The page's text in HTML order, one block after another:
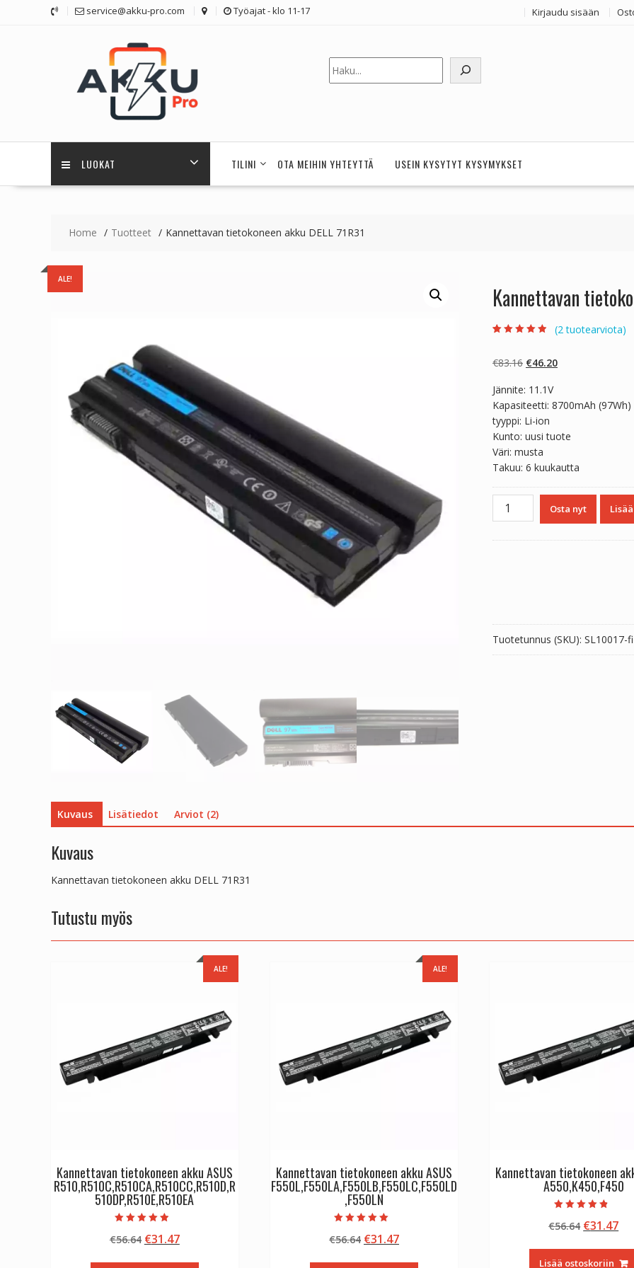
service@akku-pro.com Työajat - klo 11-17 Kirjaudu sisään
Etsi
LUOKAT TILINI OTA MEIHIN YHTEYTTÄ USEIN KYSYTYT KYSYMYKSET
Home Tuotteet Kannettavan tietokoneen akku DELL 71R31
ALE!
Kannettavan
perustuen
asiakkaan
(2 tuotearviota)
€83.16 Alkuperäinen
oli:
€83.16.
€46.20Nykyinen
€46.20.
Jännite: 11.1V
Kapasiteetti: 8700mAh (97Wh)
tyyppi: Li-ion
Kunto: uusi tuote
Väri: musta
Takuu: 6 kuukautta
Kannettavan
Osta nyt
Tuotetunnus (SKU): SL10017-
Kuvaus Lisätiedot Arviot (2)
Kuvaus
Kannettavan tietokoneen akku DELL 71R31
Tutustu myös
ALE!
Kannettavan tietokoneen akku ASUS
R510,R510C,R510CA,R510CC,R510D,R
510DP,R510E,R510EA
tuotteesta:
4.50
€56.64 Alkuperäinen
€31.47Nykyinen
ALE!
Kannettavan tietokoneen akku ASUS
F550L,F550LA,F550LB,F550LC,F550LD
,F550LN
tuotteesta:
5.00
€56.64 Alkuperäinen
€31.47Nykyinen
Kannettavan tietokoneen
A550,K450,F450
tuotteesta:
4.50
€56.64
oli:
€31.47
on:
Lisää ostoskoriin